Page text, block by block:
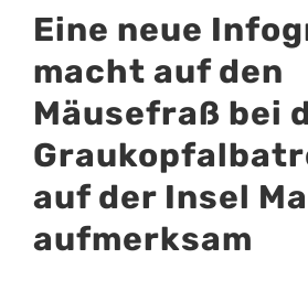
Larger
Image
Eine neue
macht auf den
Mäusefraß bei
auf der Insel
aufmerksam